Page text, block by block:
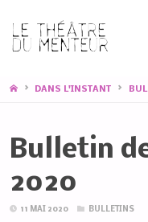
HOMEDANS L'INSTANT
Bulletin
2020
11 MAI 2020 BULLETINS